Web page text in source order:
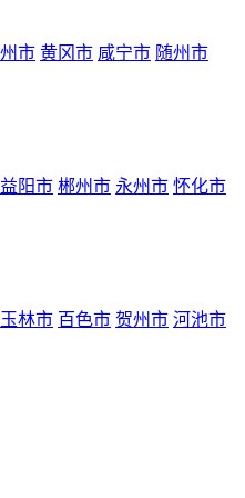
市 黄冈市 咸宁市 随州市
益阳市 郴州市 永州市 怀化市
玉林市 百色市 贺州市 河池市